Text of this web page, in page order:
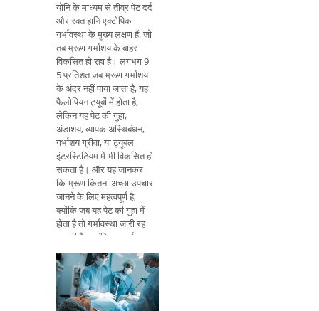
योनि के माध्यम से तीव्र पेट दर्द
और रक्त हानि एक्टोपिक
गर्भावस्था के मुख्य लक्षण हैं, जो
तब भ्रूण गर्भाशय के बाहर
विकसित हो रहा है। लगभग 9
5 प्रतिशत जब भ्रूण गर्भाशय
के अंदर नहीं पाया जाता है, यह
फैलोपियन ट्यूबों में होता है,
लेकिन यह पेट की गुहा,
अंडाशय, व्यापक अस्थिबंधन,
गर्भाशय ग्रीवा, या ट्यूबल
इंटरस्टिटियम में भी विकसित हो
सकता है। और यह जानकर
कि भ्रूण कितना अच्छा उपचार
जानने के लिए महत्वपूर्ण है,
क्योंकि जब यह पेट की गुहा में
होता है तो गर्भावस्था जारी रह
सकती है हालांकि यह दुर्लभ
और नाजुक स्थिति है।
एक्टोपिक गर्भावस्था के लक्षण
एक्टोपिक गर्भावस्था मार्ग तब
होता है जब भ्रूण फैलोपियन
ट्यूब